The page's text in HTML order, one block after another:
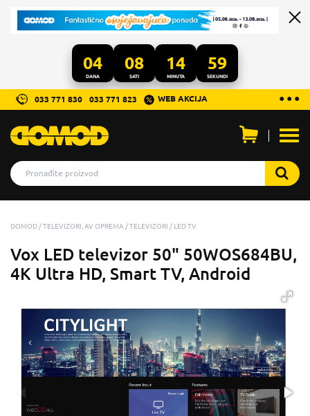
04
DANA
08
SATI
14
MINUTA
59
SEKUNDI
...
● ● ●
033 771 830 033 771 823 WEB AKCIJA
DOMOD TELEVIZORI, AV OPREMA TELEVIZORI LED TV
Vox LED televizor 50" 50WOS684BU,
4K Ultra HD, Smart TV, Android